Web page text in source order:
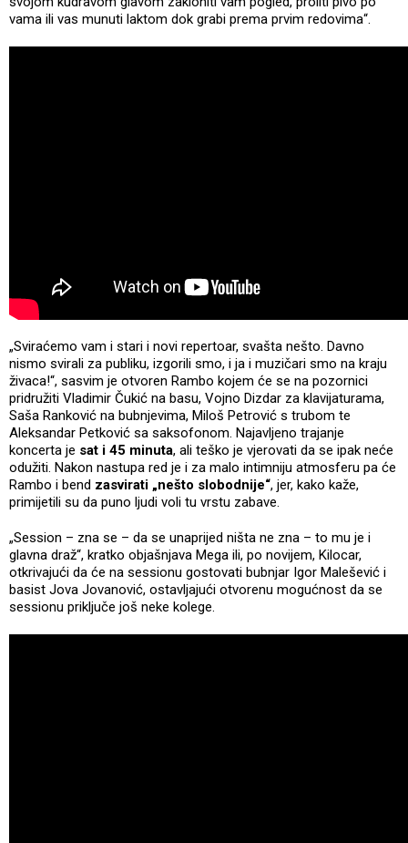
vama ili vas munuti laktom dok grabi prema prvim redovima“.
„Sviraćemo vam i stari i novi repertoar, svašta nešto. Davno
nismo svirali za publiku, izgorili smo, i ja i muzičari smo na kraju
živaca!“, sasvim je otvoren Rambo kojem će se na pozornici
pridružiti Vladimir Čukić na basu, Vojno Dizdar za klavijaturama,
Saša Ranković na bubnjevima, Miloš Petrović s trubom te
Aleksandar Petković sa saksofonom. Najavljeno trajanje
koncerta je sat i 45 minuta, ali teško je vjerovati da se ipak neće
odužiti. Nakon nastupa red je i za malo intimniju atmosferu pa će
Rambo i bend zasvirati „nešto slobodnije“, jer, kako kaže,
primijetili su da puno ljudi voli tu vrstu zabave.
„Session – zna se – da se unaprijed ništa ne zna – to mu je i
glavna draž“, kratko objašnjava Mega ili, po novijem, Kilocar,
otkrivajući da će na sessionu gostovati bubnjar Igor Malešević i
basist Jova Jovanović, ostavljajući otvorenu mogućnost da se
sessionu priključe još neke kolege.